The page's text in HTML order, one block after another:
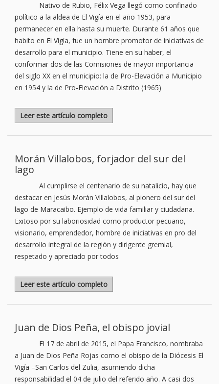
Nativo de Rubio, Félix Vega llegó como confinado
político a la aldea de El Vigía en el año 1953, para
permanecer en ella hasta su muerte. Durante 61 años que
habito en El Vigía, fue un hombre promotor de iniciativas de
desarrollo para el municipio. Tiene en su haber, el
conformar dos de las Comisiones de mayor importancia
del siglo XX en el municipio: la de Pro-Elevación a Municipio
en 1954 y la de Pro-Elevación a Distrito (1965)
Leer este artículo completo
Morán Villalobos, forjador del sur del
lago
Al cumplirse el centenario de su natalicio, hay que
destacar en Jesús Morán Villalobos, al pionero del sur del
lago de Maracaibo. Ejemplo de vida familiar y ciudadana.
Exitoso por su laboriosidad como productor pecuario,
visionario, emprendedor, hombre de iniciativas en pro del
desarrollo integral de la región y dirigente gremial,
respetado y apreciado por todos
Leer este artículo completo
Juan de Dios Peña, el obispo jovial
El 17 de abril de 2015, el Papa Francisco, nombraba
a Juan de Dios Peña Rojas como el obispo de la Diócesis El
Vigía –San Carlos del Zulia, asumiendo dicha
responsabilidad el 04 de julio del referido año. A casi dos